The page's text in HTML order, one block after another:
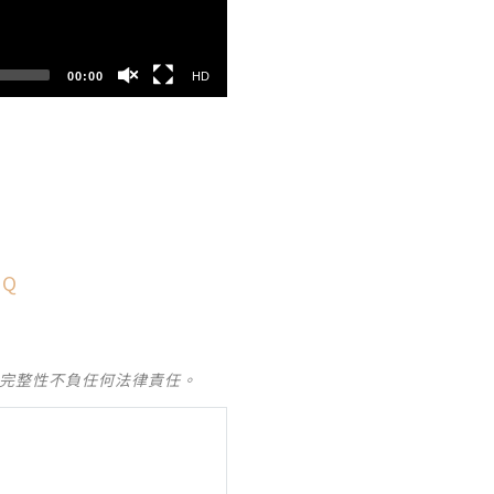
00:00 HD
整性不負任何法律責任。